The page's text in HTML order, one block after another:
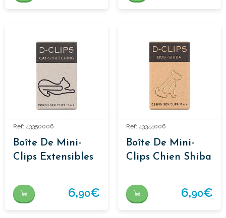
Ref: 43350006
Boîte De Mini-
Clips Extensibles
6,90€
Ref: 43344006
Boîte De Mini-
Clips Chien Shiba
6,90€